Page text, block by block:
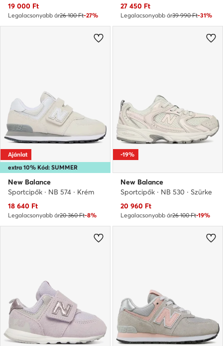
Aktuális ár
19 000 Ft
Legalacsonyabb ár26 100 Ft-27%
Aktuális ár
27 450 Ft
Legalacsonyabb ár39 990 Ft-31%
extra 10% Kód: SUMMER
Ajánlat
New Balance
Sportcipők · NB 574 · Krém
Aktuális ár
18 640 Ft
Legalacsonyabb ár20 360 Ft-8%
-19%
New Balance
Sportcipők · NB 530 · Szürke
Aktuális ár
20 960 Ft
Legalacsonyabb ár26 100 Ft-19%